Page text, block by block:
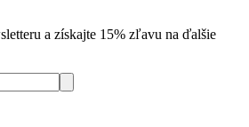
a získajte 15% zľavu na ďalšie